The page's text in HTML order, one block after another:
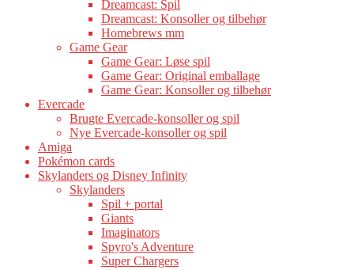
Dreamcast: Spil
Dreamcast: Konsoller og tilbehør
Homebrews mm
Game Gear
Game Gear: Løse spil
Game Gear: Original emballage
Game Gear: Konsoller og tilbehør
Evercade
Brugte Evercade-konsoller og spil
Nye Evercade-konsoller og spil
Amiga
Pokémon cards
Skylanders og Disney Infinity
Skylanders
Spil + portal
Giants
Imaginators
Spyro's Adventure
Super Chargers